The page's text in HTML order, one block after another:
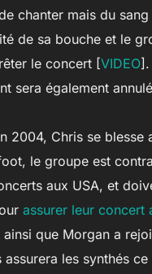
chanter mais du
de sa bouche et le
le concert [VIDEO
sera également
2004, Chris se blesse
le groupe est
aux USA, et
assurer leur concert
ainsi que Morgan a
les synthés ce